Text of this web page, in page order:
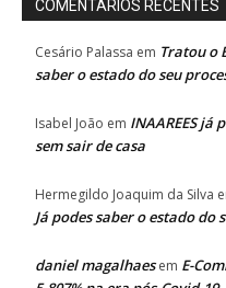
COMENTÁRIOS RECENTES
Cesário Palassa em Tratou o
saber o estado do seu
Isabel João em INAAREES
sem sair de casa
Hermegildo Joaquim da Silva
Já podes saber o estado do
daniel magalhaesem E-